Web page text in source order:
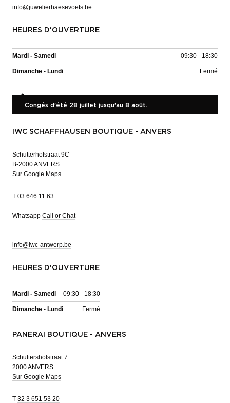
info@juwelierhaesevoets.be
HEURES D'OUVERTURE
Mardi - Samedi 09:30 - 18:30
Dimanche - Lundi Fermé
Congés d'été 28 juillet jusqu'au 8 août.
IWC SCHAFFHAUSEN BOUTIQUE - ANVERS
Schutterhofstraat 9C
B-2000 ANVERS
Sur Google Maps
T 03 646 11 63
Whatsapp Call or Chat
info@iwc-antwerp.be
HEURES D'OUVERTURE
Mardi - Samedi 09:30 - 18:30
Dimanche - Lundi Fermé
PANERAI BOUTIQUE - ANVERS
Schuttershofstraat 7
2000 ANVERS
Sur Google Maps
T 32 3 651 53 20